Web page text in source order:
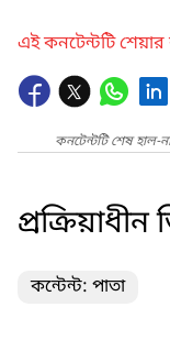
এই কনটেন্টটি
কনটেন্টটি শেষ হাল-
কন্টেন্ট: পাতা